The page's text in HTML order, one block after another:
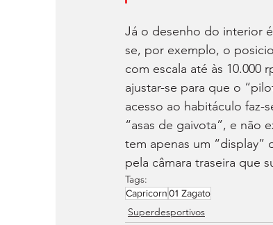
Já o desenho do interior
se, por exemplo, o
com escala até às
ajustar-se para que o
acesso ao habitáculo
“asas de gaivota”, e não
tem apenas um “display”
pela câmara traseira que
Tags:
Capricorn01 Zagato
Superdesportivos